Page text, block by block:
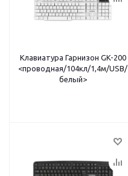
Клавиатура Гарнизон GK-200
<проводная/104кл/1,4м/USB/
белый>